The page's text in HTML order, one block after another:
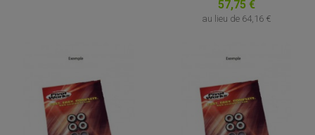
57,75 €
au lieu de 64,16 €